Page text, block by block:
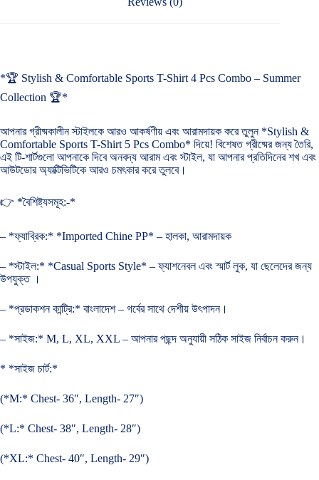
*🏆 Stylish & Comfortable Sports T-Shirt 4 Pcs Combo – Summer
Collection 🏆*
আপনার গ্রীষ্মকালীন স্টাইলকে আরও আকর্ষণীয় এবং আরামদায়ক করে তুলুন *Stylish &
Comfortable Sports T-Shirt 5 Pcs Combo* দিয়ে! বিশেষত গ্রীষ্মের জন্য তৈরি,
এই টি-শার্টগুলো আপনাকে দিবে অনবদ্য আরাম এবং স্টাইল, যা আপনার প্রতিদিনের শখ এবং
আউটডোর অ্যাক্টিভিটিকে আরও চমৎকার করে তুলবে।
👉 *বৈশিষ্ট্যসমূহ:-*
– *ফ্যাব্রিক:* *Imported Chine PP* – হালকা, আরামদায়ক
– *স্টাইল:* *Casual Sports Style* – ফ্যাশনেবল এবং স্মার্ট লুক, যা ছেলেদের জন্য
উপযুক্ত ।
– *প্রডাকশন কান্ট্রি:* বাংলাদেশ – গর্বের সাথে দেশীয় উৎপাদন।
– *সাইজ:* M, L, XL, XXL – আপনার পছন্দ অনুযায়ী সঠিক সাইজ নির্বাচন করুন।
* *সাইজ চার্ট:*
(*M:* Chest- 36″, Length- 27″)
(*L:* Chest- 38″, Length- 28″)
(*XL:* Chest- 40″, Length- 29″)